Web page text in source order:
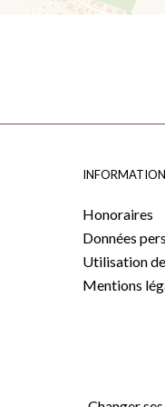
Honoraires
Données
Utilisation
Mentions